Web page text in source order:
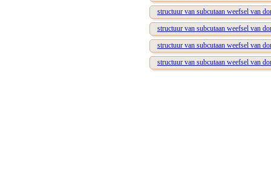
structuur van subcutaan weefsel van
structuur van subcutaan weefsel van
structuur van subcutaan weefsel van
structuur van subcutaan weefsel van